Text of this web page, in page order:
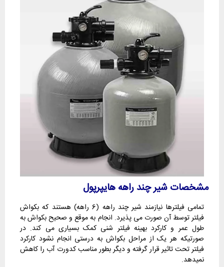
مشخصات شیر چند راهه هایپرپول
تمامی فیلترها نیازمند شیر چند راهه (6 راهه) هستند که بکواش
فیلتر توسط آن صورت می پذیرد. انجام به موقع و صحیح بکواش به
طول عمر و کارکرد بهینه فیلتر شنی کمک بسیاری می کند. در
صورتیکه هر یک از مراحل بکواش به درستی انجام نشود کارکرد
فیلتر تحت تاثیر قرار گرفته و دیگر بطور مناسب کدورت آب را کاهش
نمیدهد.